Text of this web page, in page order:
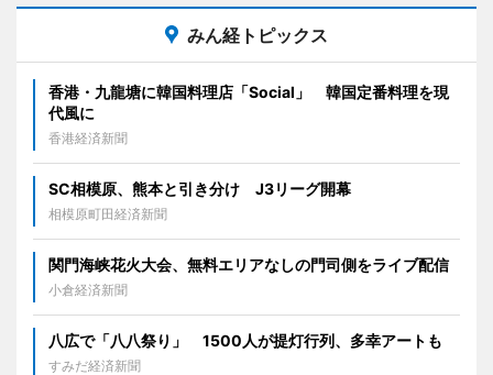
みん経トピックス
香港・九龍塘に韓国料理店「Social」 韓国定番料理を現
代風に
香港経済新聞
SC相模原、熊本と引き分け J3リーグ開幕
相模原町田経済新聞
関門海峡花火大会、無料エリアなしの門司側をライブ配信
小倉経済新聞
八広で「八八祭り」 1500人が提灯行列、多幸アートも
すみだ経済新聞